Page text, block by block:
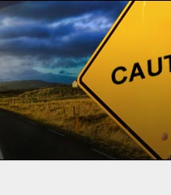
Форекс аналитика